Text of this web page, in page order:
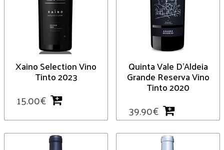
Xaino Selection Vino
Tinto 2023
15.00€
Quinta Vale D’Aldeia
Grande Reserva Vino
Tinto 2020
39.90€